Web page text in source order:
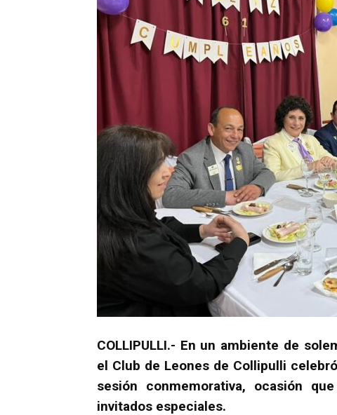
COLLIPULLI.- En un ambiente de
el Club de Leones de Collipulli
sesión conmemorativa, ocasión
invitados especiales.